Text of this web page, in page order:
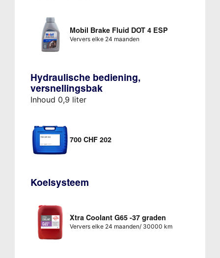
Mobil Brake Fluid DOT 4 ESP
Ververs elke 24 maanden
Hydraulische bediening,
versnellingsbak
Inhoud 0,9 liter
700 CHF 202
Koelsysteem
Xtra Coolant G65 -37 graden
Ververs elke 24 maanden/ 30000 km